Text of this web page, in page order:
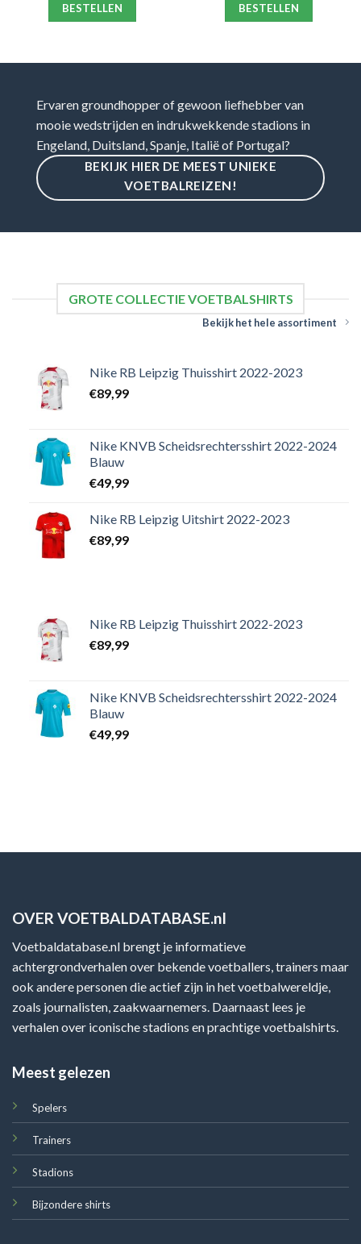
BESTELLEN BESTELLEN
Ervaren groundhopper of gewoon liefhebber van
mooie wedstrijden en indrukwekkende stadions in
Engeland, Duitsland, Spanje, Italië of Portugal?
BEKIJK HIER DE MEEST UNIEKE
VOETBALREIZEN!
GROTE COLLECTIE VOETBALSHIRTS
Bekijk het hele assortiment
Nike RB Leipzig Thuisshirt 2022-2023
€89,99
Nike KNVB Scheidsrechtersshirt 2022-2024
Blauw
€49,99
Nike RB Leipzig Uitshirt 2022-2023
€89,99
Nike RB Leipzig Thuisshirt 2022-2023
€89,99
Nike KNVB Scheidsrechtersshirt 2022-2024
Blauw
€49,99
OVER VOETBALDATABASE.nl
Voetbaldatabase.nl brengt je informatieve
achtergrondverhalen over bekende voetballers, trainers maar
ook andere personen die actief zijn in het voetbalwereldje,
zoals journalisten, zaakwaarnemers. Daarnaast lees je
verhalen over iconische stadions en prachtige voetbalshirts.
Meest gelezen
Spelers
Trainers
Stadions
Bijzondere shirts